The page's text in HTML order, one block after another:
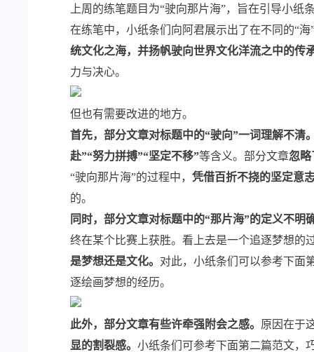
上周的练笔题目为“驶向那片海”，旨在引导小纸
在练笔中，小纸条们向阿君展示出了在不同的“
统文化之海，并扬帆驶向世界文化洋流之中的
力与决心。
但也有需要改进的地方。
首先，部分文章对标题中的“驶向”一词理解不清
赴”“努力拼搏”“坚定不移”等含义。部分文章忽
“驶向那片海”的过程中， 凭借百折不挠的坚定意
的。
同时，部分文章对标题中的“那片海”的定义不
终在某个比赛上获胜。看上去是一个追逐梦想的
是梦想还是文化。 对此，小纸条们可以参考下面
逐绘画梦想的经历。
此外，部分文章有些许牵强附会之感。 原因在于
显的割裂感。 小纸条们可参考下面第二篇范文，